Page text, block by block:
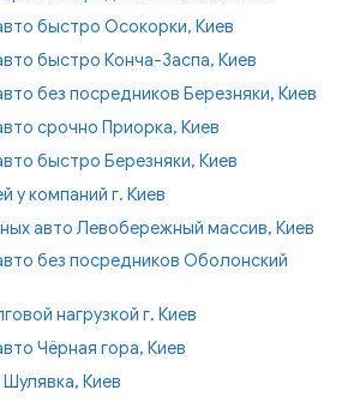
быстро Осокорки, Киев
быстро Конча-Заспа, Киев
без посредников Березняки, Киев
срочно Приорка, Киев
быстро Березняки, Киев
у компаний г. Киев
авто Левобережный массив, Киев
без посредников Оболонский
нагрузкой г. Киев
Чёрная гора, Киев
Киев